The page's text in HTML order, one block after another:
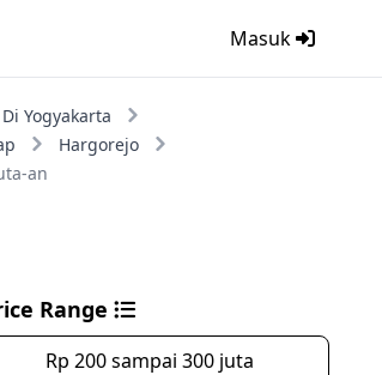
Masuk
Di Yogyakarta
Hargorejo
an
Range
Rp 200 sampai 300 juta